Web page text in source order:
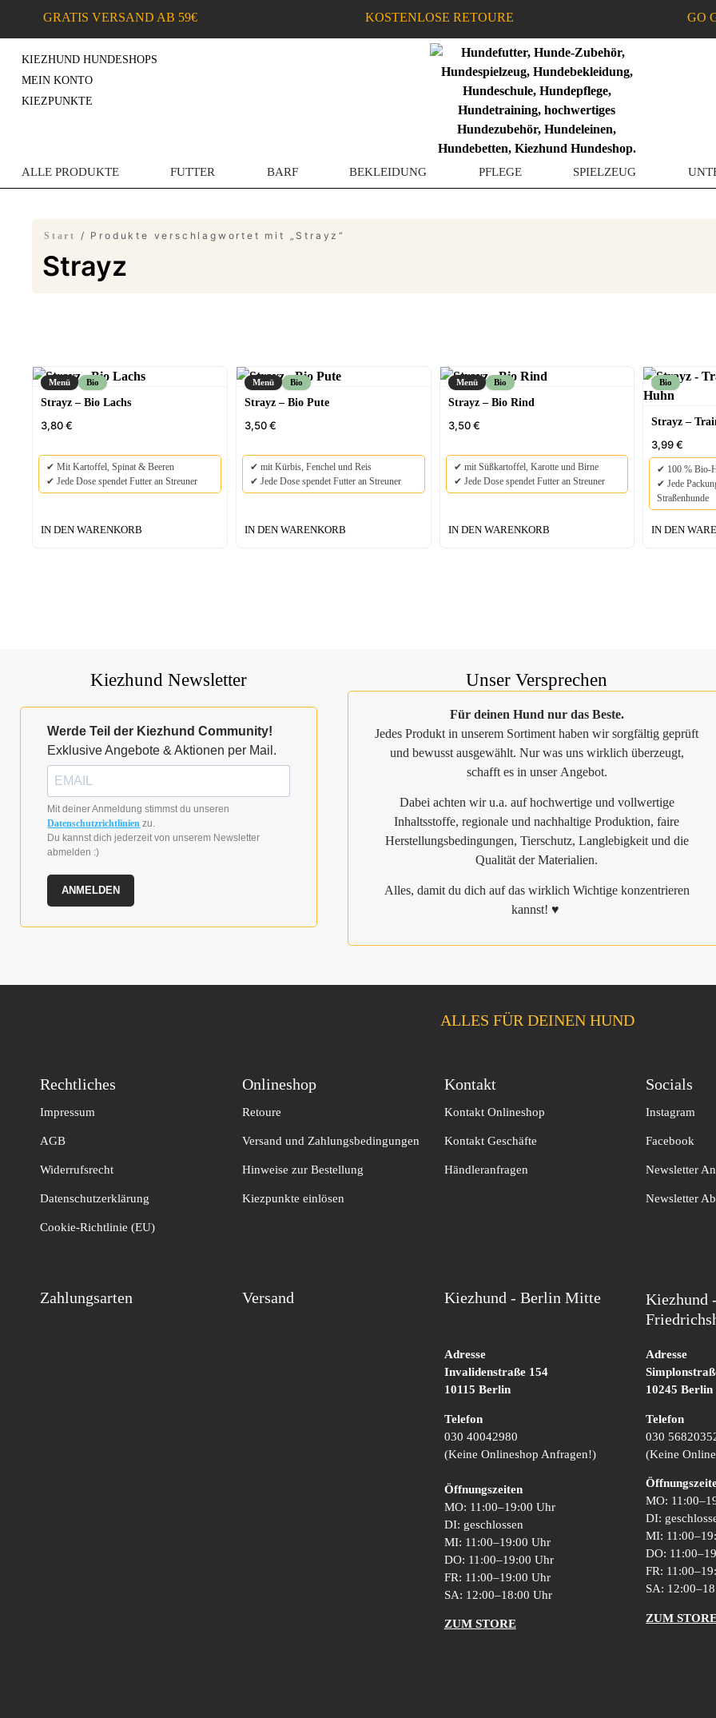
GRATIS VERSAND AB 59€ KOSTENLOSE RETOURE GO
KIEZHUND HUNDESHOPS
MEIN KONTO
KIEZPUNKTE
ALLE PRODUKTE FUTTER BARF BEKLEIDUNG PFLEGE SPIELZEUG
Start / Produkte verschlagwortet mit „Strayz“
Strayz
Menü Bio
Strayz – Bio Lachs
3,80€
✔ Mit Kartoffel, Spinat & Beeren
✔ Jede Dose spendet Futter an Streuner
IN DEN WARENKORB
Menü Bio
Strayz – Bio Pute
3,50€
✔ mit Kürbis, Fenchel und Reis
✔ Jede Dose spendet Futter an Streuner
IN DEN WARENKORB
Menü Bio
Strayz – Bio Rind
3,50€
✔ mit Süßkartoffel, Karotte und Birne
✔ Jede Dose spendet Futter an Streuner
IN DEN WARENKORB
Bio
Strayz –
3,99€
✔ 100 % Bio-
✔ Jede
Straßenhunde
IN DEN
Kiezhund Newsletter
Werde Teil der Kiezhund Community!
Exklusive Angebote & Aktionen per Mail.
Mit deiner Anmeldung stimmst du unseren
Datenschutzrichtlinien zu.
Du kannst dich jederzeit von unserem Newsletter
abmelden :)
ANMELDEN
Unser Versprechen
Für deinen Hund nur das Beste.
Jedes Produkt in unserem Sortiment haben wir sorgfältig geprüft
und bewusst ausgewählt. Nur was uns wirklich überzeugt,
schafft es in unser Angebot.
Dabei achten wir u.a. auf hochwertige und vollwertige
Inhaltsstoffe, regionale und nachhaltige Produktion, faire
Herstellungsbedingungen, Tierschutz, Langlebigkeit und die
Qualität der Materialien.
Alles, damit du dich auf das wirklich Wichtige konzentrieren
kannst! ♥
ALLES FÜR DEINEN HUND
Rechtliches
Impressum
AGB
Widerrufsrecht
Datenschutzerklärung
Cookie-Richtlinie (EU)
Onlineshop
Retoure
Versand und Zahlungsbedingungen
Hinweise zur Bestellung
Kiezpunkte einlösen
Kontakt​
Kontakt Onlineshop
Kontakt Geschäfte
Händleranfragen
Socials
Instagram
Facebook
Newsletter
Newsletter
Zahlungsarten Versand Kiezhund - Berlin Mitte
Kiezhund
Adresse
Invalidenstraße 154
10115 Berlin
Telefon
030 40042980
(Keine Onlineshop Anfragen!)
Öffnungszeiten
MO: 11:00–19:00 Uhr
DI: geschlossen
MI: 11:00–19:00 Uhr
DO: 11:00–19:00 Uhr
FR: 11:00–19:00 Uhr
SA: 12:00–18:00 Uhr
ZUM STORE
Adresse
10245 Berlin
Telefon
030
(Keine
MO:
DI:
MI:
DO:
FR:
SA:
ZUM